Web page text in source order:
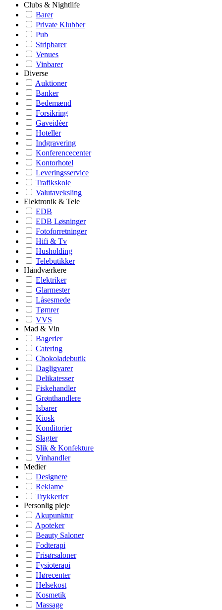
Clubs & Nightlife
Barer
Private Klubber
Pub
Stripbarer
Venues
Vinbarer
Diverse
Auktioner
Banker
Bedemænd
Forsikring
Gaveidéer
Hoteller
Indgravering
Konferencecenter
Kontorhotel
Leveringsservice
Trafikskole
Valutaveksling
Elektronik & Tele
EDB
EDB Løsninger
Fotoforretninger
Hifi & Tv
Husholding
Telebutikker
Håndværkere
Elektriker
Glarmester
Låsesmede
Tømrer
VVS
Mad & Vin
Bagerier
Catering
Chokoladebutik
Dagligvarer
Delikatesser
Fiskehandler
Grønthandlere
Isbarer
Kiosk
Konditorier
Slagter
Slik & Konfekture
Vinhandler
Medier
Designere
Reklame
Trykkerier
Personlig pleje
Akupunktur
Apoteker
Beauty Saloner
Fodterapi
Frisørsaloner
Fysioterapi
Hørecenter
Helsekost
Kosmetik
Massage